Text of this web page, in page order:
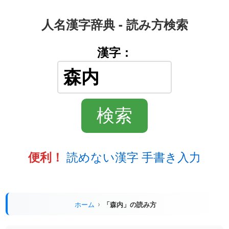
人名漢字辞典 - 読み方検索
漢字：
便利！ 読めない漢字 手書き入力
ホーム 「森内」の読み方